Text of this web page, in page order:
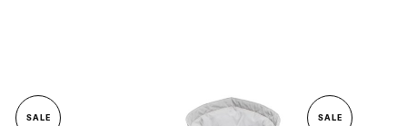
SALE SALE